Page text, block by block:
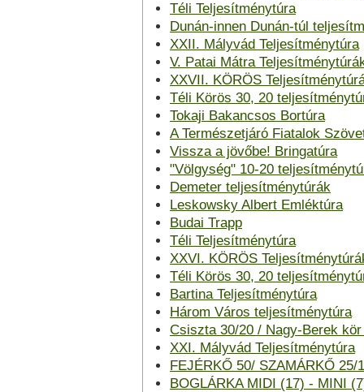
Téli Teljesítménytúra
Dunán-innen Dunán-túl
XXII. Mályvád Teljesítménytúra
V. Patai Mátra
XXVII. KÖRÖS
Téli Körös 30, 20
Tokaji Bakancsos Bortúra
A Természetjáró Fiatalok
Vissza a jövőbe! Bringatúra
"Völgység" 10-20
Demeter teljesítménytúrák
Leskowsky Albert Emléktúra
Budai Trapp
Téli Teljesítménytúra
XXVI. KÖRÖS
Téli Körös 30, 20
Bartina Teljesítménytúra
Három Város teljesítménytúra
Csiszta 30/20 / Nagy-Berek
XXI. Mályvád Teljesítménytúra
FEJÉRKŐ 50/ SZAMÁRKŐ 25/
BOGLÁRKA MIDI (17) - MINI